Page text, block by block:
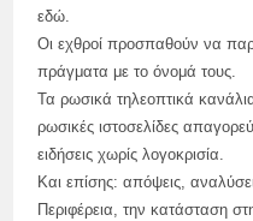
εδώ.
Οι εχθροί προσπαθούν να
πράγματα με το όνομά τους.
Τα ρωσικά τηλεοπτικά
ρωσικές ιστοσελίδες
ειδήσεις χωρίς λογοκρισία.
Και επίσης: απόψεις,
Περιφέρεια, την κατάσταση